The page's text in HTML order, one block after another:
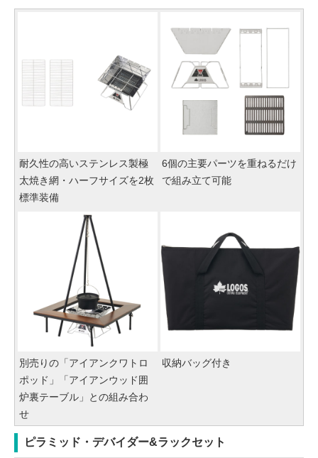
耐久性の高いステンレス製極
太焼き網・ハーフサイズを2枚
標準装備
6個の主要パーツを重ねるだけ
で組み立て可能
別売りの「アイアンクワトロ
ポッド」「アイアンウッド囲
炉裏テーブル」との組み合わ
せ
収納バッグ付き
ピラミッド・デバイダー&ラックセット